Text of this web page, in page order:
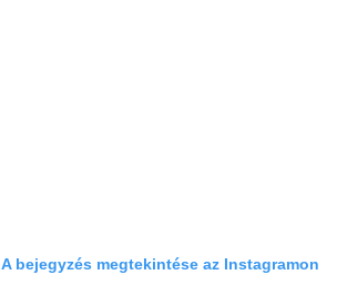
A bejegyzés megtekintése az Instagramon